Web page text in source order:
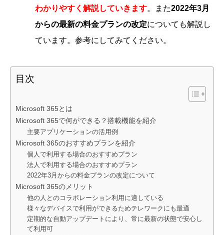
わかりやすく解説していきます。また2022年3月
からの最新の料金プランの改定についても解説し
ています。参考にしてみてください。
目次
Microsoft 365とは
Microsoft 365で何ができる？搭載機能を紹介
主要アプリケーションの活用例
Microsoft 365のおすすめプランを紹介
個人で利用する場合のおすすめプラン
法人で利用する場合のおすすめプラン
2022年3月からの料金プランの改定について
Microsoft 365のメリット
他の人とのコラボレーション利用に適している
様々なデバイスで利用ができるためテレワークにも最適
定期的な自動アップデートにより、常に最新の状態で安心し
て利用可